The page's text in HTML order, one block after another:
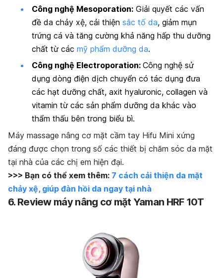
Công nghệ Mesoporation: Giải quyết các vấn
đề da chảy xệ, cải thiện sắc tố da, giảm mụn
trứng cá và tăng cường khả năng hấp thu dưỡng
chất từ các mỹ phẩm dưỡng da.
Công nghệ Electroporation: Công nghệ sử
dụng dòng điện dịch chuyển có tác dụng đưa
các hạt dưỡng chất, axit hyaluronic, collagen và
vitamin từ các sản phẩm dưỡng da khác vào
thẩm thấu bên trong biểu bì.
Máy massage nâng cơ mặt cầm tay Hifu Mini xứng
đáng được chọn trong số các thiết bị chăm sóc da mặt
tại nhà của các chị em hiện đại.
>>> Bạn có thể xem thêm: 7 cách cải thiện da mặt
chảy xệ, giúp đàn hồi da ngay tại nhà
6. Review máy nâng cơ mặt Yaman HRF 10T